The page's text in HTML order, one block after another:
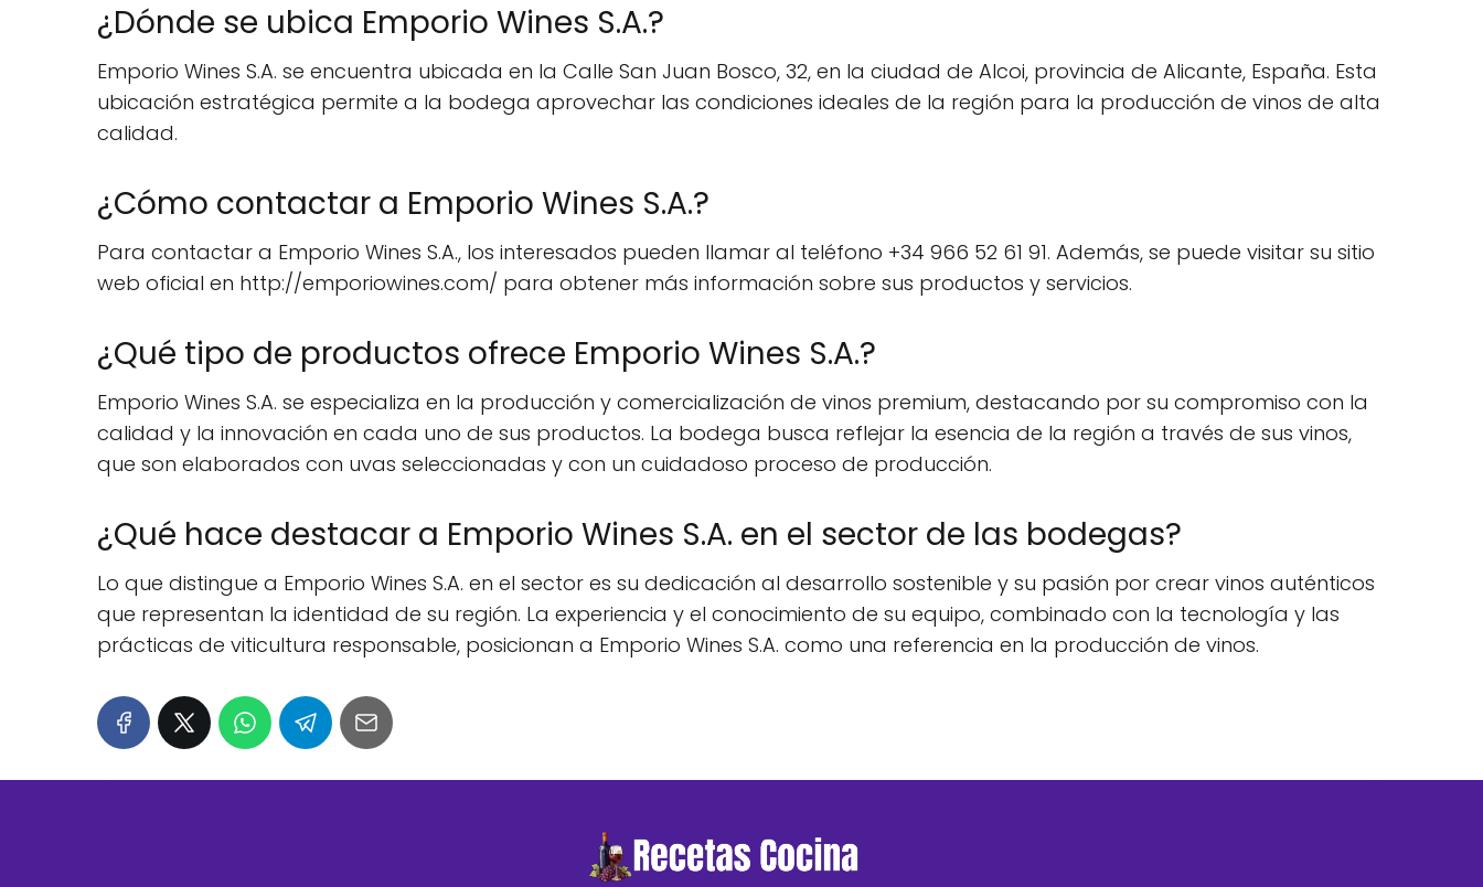
¿Dónde se ubica Emporio Wines S.A.?
Emporio Wines S.A. se encuentra ubicada en la Calle San Juan Bosco, 32, en la ciudad de Alcoi, provincia de Alicante, España. Esta
ubicación estratégica permite a la bodega aprovechar las condiciones ideales de la región para la producción de vinos de alta
calidad.
¿Cómo contactar a Emporio Wines S.A.?
Para contactar a Emporio Wines S.A., los interesados pueden llamar al teléfono +34 966 52 61 91. Además, se puede visitar su sitio
web oficial en http://emporiowines.com/ para obtener más información sobre sus productos y servicios.
¿Qué tipo de productos ofrece Emporio Wines S.A.?
Emporio Wines S.A. se especializa en la producción y comercialización de vinos premium, destacando por su compromiso con la
calidad y la innovación en cada uno de sus productos. La bodega busca reflejar la esencia de la región a través de sus vinos,
que son elaborados con uvas seleccionadas y con un cuidadoso proceso de producción.
¿Qué hace destacar a Emporio Wines S.A. en el sector de las bodegas?
Lo que distingue a Emporio Wines S.A. en el sector es su dedicación al desarrollo sostenible y su pasión por crear vinos auténticos
que representan la identidad de su región. La experiencia y el conocimiento de su equipo, combinado con la tecnología y las
prácticas de viticultura responsable, posicionan a Emporio Wines S.A. como una referencia en la producción de vinos.